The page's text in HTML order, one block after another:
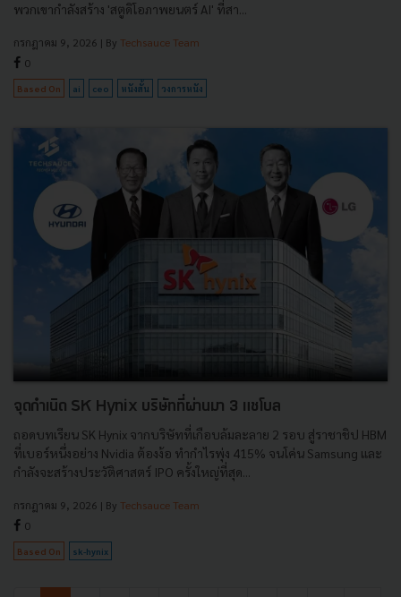
พวกเขากำลังสร้าง 'สตูดิโอภาพยนตร์ AI' ที่สา...
กรกฎาคม 9, 2026 | By Techsauce Team
0
Based On ai ceo หนังสั้น วงการหนัง
จุดกำเนิด SK Hynix บริษัทที่ผ่านมา 3 แชโบล
ถอดบทเรียน SK Hynix จากบริษัทที่เกือบล้มละลาย 2 รอบ สู่ราชาชิป HBM
ที่เบอร์หนึ่งอย่าง Nvidia ต้องง้อ ทำกำไรพุ่ง 415% จนโค่น Samsung และ
กำลังจะสร้างประวัติศาสตร์ IPO ครั้งใหญ่ที่สุด...
กรกฎาคม 9, 2026 | By Techsauce Team
0
Based On sk-hynix